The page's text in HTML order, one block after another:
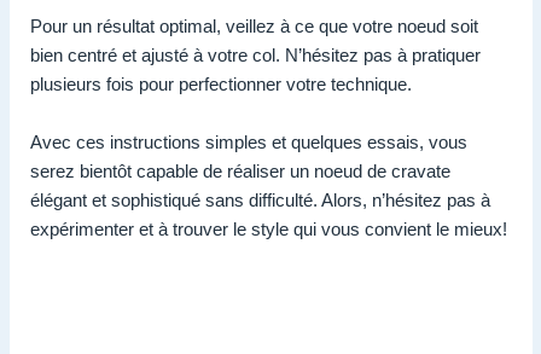
Pour un résultat optimal, veillez à ce que votre noeud soit
bien centré et ajusté à votre col. N’hésitez pas à pratiquer
plusieurs fois pour perfectionner votre technique.
Avec ces instructions simples et quelques essais, vous
serez bientôt capable de réaliser un noeud de cravate
élégant et sophistiqué sans difficulté. Alors, n’hésitez pas à
expérimenter et à trouver le style qui vous convient le mieux!